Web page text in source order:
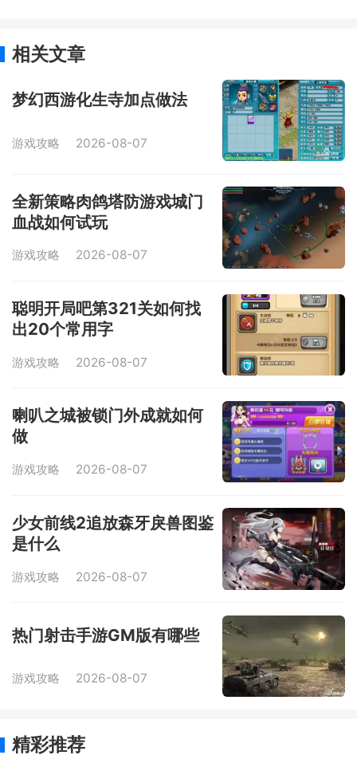
相关文章
梦幻西游化生寺加点做法
游戏攻略 2026-08-07
全新策略肉鸽塔防游戏城门
血战如何试玩
游戏攻略 2026-08-07
聪明开局吧第321关如何找
出20个常用字
游戏攻略 2026-08-07
喇叭之城被锁门外成就如何
做
游戏攻略 2026-08-07
少女前线2追放森牙戾兽图鉴
是什么
游戏攻略 2026-08-07
热门射击手游GM版有哪些
游戏攻略 2026-08-07
精彩推荐